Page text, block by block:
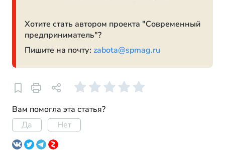
Хотите стать автором проекта "Современный
предприниматель"?
Пишите на почту: zabota@spmag.ru
Вам помогла эта статья?
Да
Нет